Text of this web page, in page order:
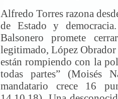
Alfredo Torres razona
de Estado y
Balsonero promete
legitimado, López Obrador
están rompiendo con la
todas partes” (Moisés
mandatario crece 16